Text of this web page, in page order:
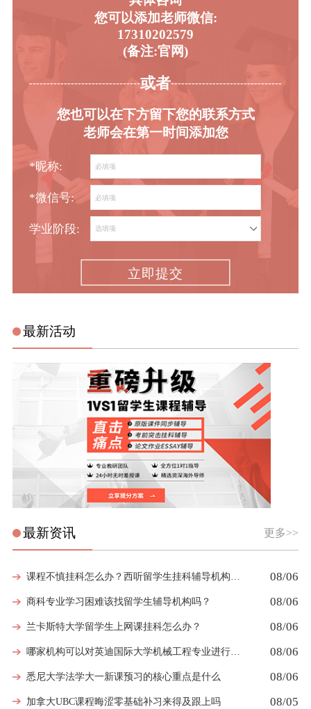
您可以添加老师微信:
17310202579
(备注:官网)
或者
您也可以在下方留下您的联系方式
老师会在第一时间添加您
*昵称:
*微信号:
学业阶段:
立即提交
最新活动
最新资讯 更多>>
课程不慎挂科怎么办？西听留学生挂科辅导机构教你如何高效挽救GPA 08/06
商科专业学习困难该找留学生辅导机构吗？ 08/06
兰卡斯特大学留学生上网课挂科怎么办？ 08/06
哪家机构可以对英迪国际大学机械工程专业进行留学生挂科辅导？ 08/06
悉尼大学法学大一新课预习的核心重点是什么 08/06
加拿大UBC课程晦涩零基础补习来得及跟上吗 08/05